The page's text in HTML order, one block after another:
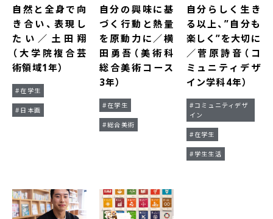
自然と全身で向
き合い、表現し
たい／土田翔
（大学院複合芸
術領域1年）
#在学生
#日本画
自分の興味に基
づく行動と熱量
を原動力に／横
田勇吾（美術科
総合美術コース
3年）
#在学生
#総合美術
自分らしく生き
る以上、”自分も
楽しく”を大切に
／菅原詩音（コ
ミュニティデザ
イン学科4年）
#コミュニティデザ
イン
#在学生
#学生生活